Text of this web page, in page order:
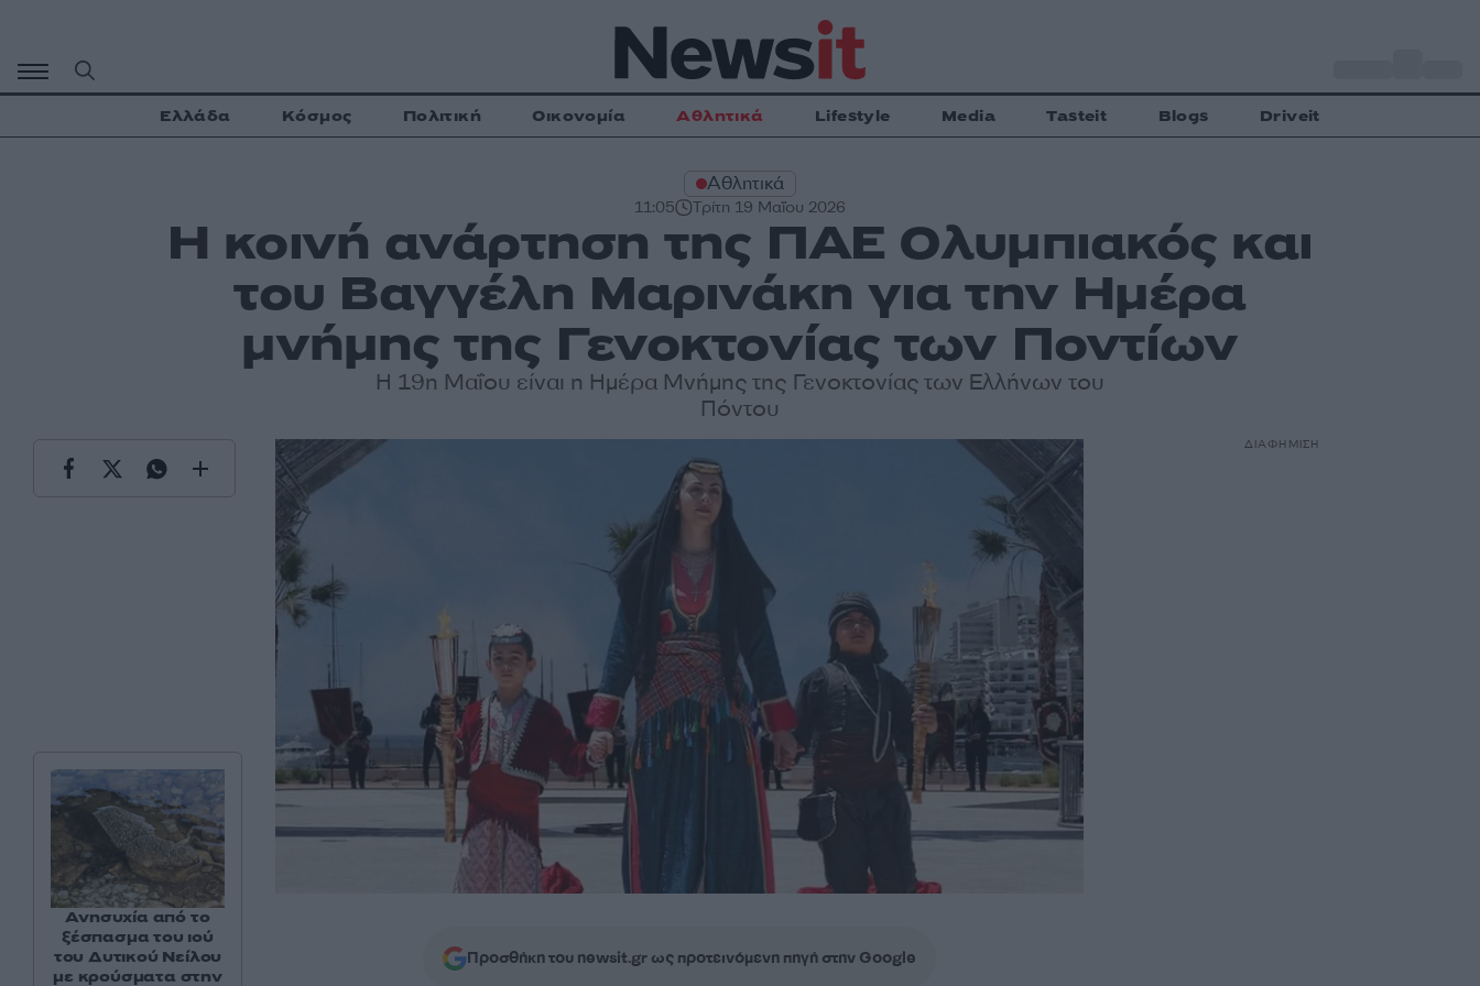
περιεχόμενο
Ελλάδα Κόσμος Πολιτική Οικονομία Αθλητικά Lifestyle Media Tasteit Blogs Driveit
Αθλητικά
11:05 Τρίτη 19 Μαΐου 2026
Η κοινή ανάρτηση της ΠΑΕ Ολυμπιακός και
του Βαγγέλη Μαρινάκη για την Ημέρα
μνήμης της Γενοκτονίας των Ποντίων
Η 19η Μαΐου είναι η Ημέρα Μνήμης της Γενοκτονίας των Ελλήνων του
Πόντου
Προσθήκη του newsit.gr ως προτεινόμενη πηγή στην Google
Ανησυχία από το
ξέσπασμα του ιού
του Δυτικού Νείλου
με κρούσματα στην
ΔΙΑΦΗΜΙΣΗ